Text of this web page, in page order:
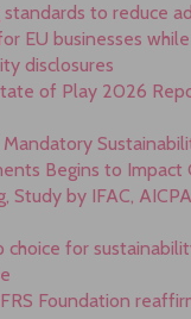
to reduce
EU businesses
disclosures
of Play 2026
Begins to Impact
Study by IFAC,
choice for
Foundation